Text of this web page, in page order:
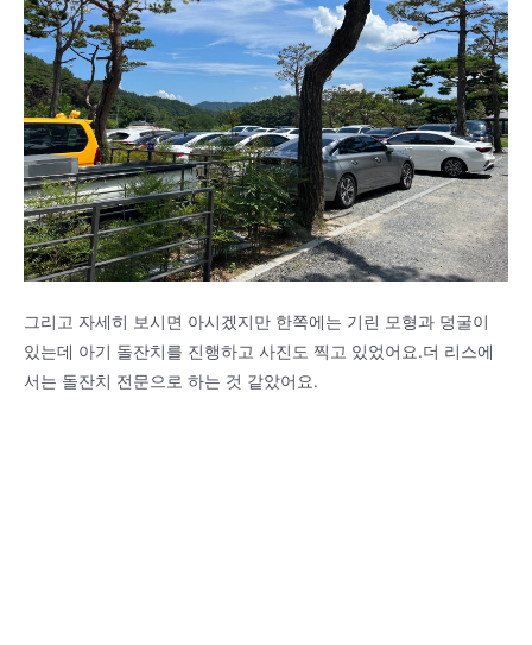
그리고 자세히 보시면 아시겠지만 한쪽에는 기린 모형과 덩굴이
있는데 아기 돌잔치를 진행하고 사진도 찍고 있었어요.더 리스에
서는 돌잔치 전문으로 하는 것 같았어요.